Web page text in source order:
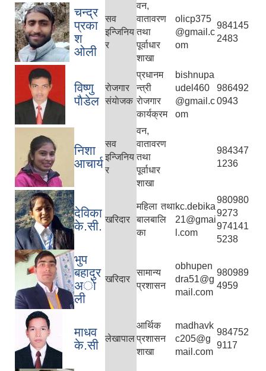
चन्द्र
प्रका
श
ओली
सव
इन्जिनिय
र
वन,
वातावरण
तथा
पूर्वाधार
शाखा
olicp375
@gmail.c
om
984145
2483
विष्णु
पाैडेल
राेजगार
संयाेजक
प्रधानम
न्त्री
राेजगार
कार्यक्रम
bishnupa
udel460
@gmail.c
om
986492
0943
निशा
आचार्य
सव
इन्जिनिय
र
वन,
वातावरण
तथा
पूर्वाधार
शाखा
984347
1236
देविका
के.सी. खरिदार
महिला तथा
बालबालि
का
kc.debika
21@gmai
l.com
980980
9273
974141
5238
भुप
बहादुर
अाे
ली
खरिदार
सामान्य
प्रशासन
obhupen
dra51@g
mail.com
980989
4959
माधव
के.सी
लेखापाल
आर्थिक
प्रशासन
शाखा
madhavk
c205@g
mail.com
984752
9117